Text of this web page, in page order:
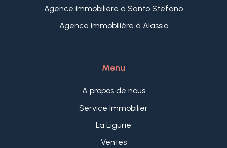
Agence immobilière à Santo Stefano
Agence immobilière à Alassio
Menu
A propos de nous
Service Immobilier
La Ligurie
Ventes